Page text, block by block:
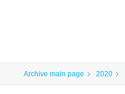
Archive main page 2020